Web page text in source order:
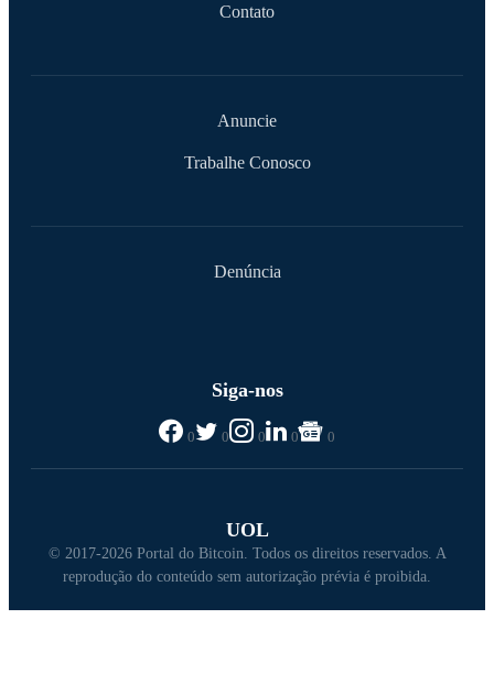
Contato
Anuncie
Trabalhe Conosco
Denúncia
Siga-nos
0 0 0 0 0
UOL
© 2017-2026 Portal do Bitcoin. Todos os direitos reservados. A
reprodução do conteúdo sem autorização prévia é proibida.